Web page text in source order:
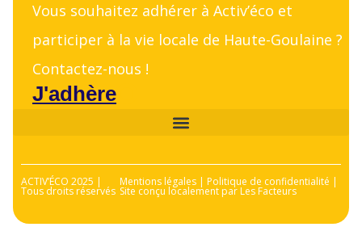
Vous souhaitez adhérer à Activ’éco et
participer à la vie locale de Haute-Goulaine ?
Contactez-nous !
J'adhère
ACTIV’ÉCO 2025 |
Tous droits réservés
Mentions légales | Politique de confidentialité |
Site conçu localement par Les Facteurs